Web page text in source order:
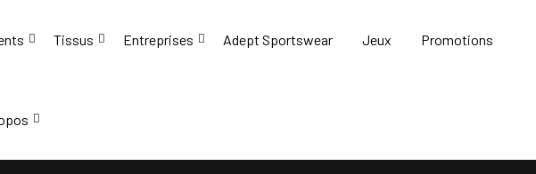
Tissus Entreprises Adept Sportswear Jeux Promotions